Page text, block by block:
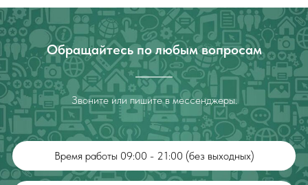
Обращайтесь по любым вопросам
Звоните или пишите в мессенджеры.
Время работы 09:00 - 21:00 (без выходных)